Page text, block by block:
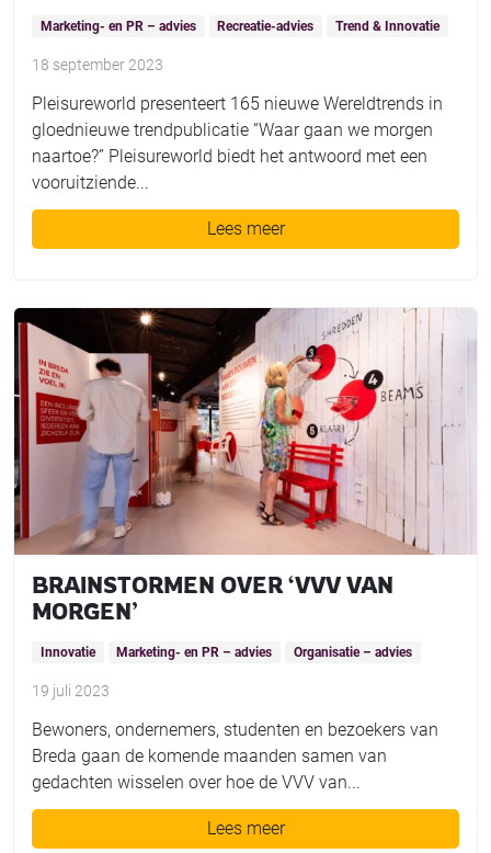
Marketing- en PR – advies Recreatie-advies Trend & Innovatie
18 september 2023
Pleisureworld presenteert 165 nieuwe Wereldtrends in
gloednieuwe trendpublicatie “Waar gaan we morgen
naartoe?” Pleisureworld biedt het antwoord met een
vooruitziende...
Lees meer
BRAINSTORMEN OVER ‘VVV VAN
MORGEN’
Innovatie Marketing- en PR – advies Organisatie – advies
19 juli 2023
Bewoners, ondernemers, studenten en bezoekers van
Breda gaan de komende maanden samen van
gedachten wisselen over hoe de VVV van...
Lees meer